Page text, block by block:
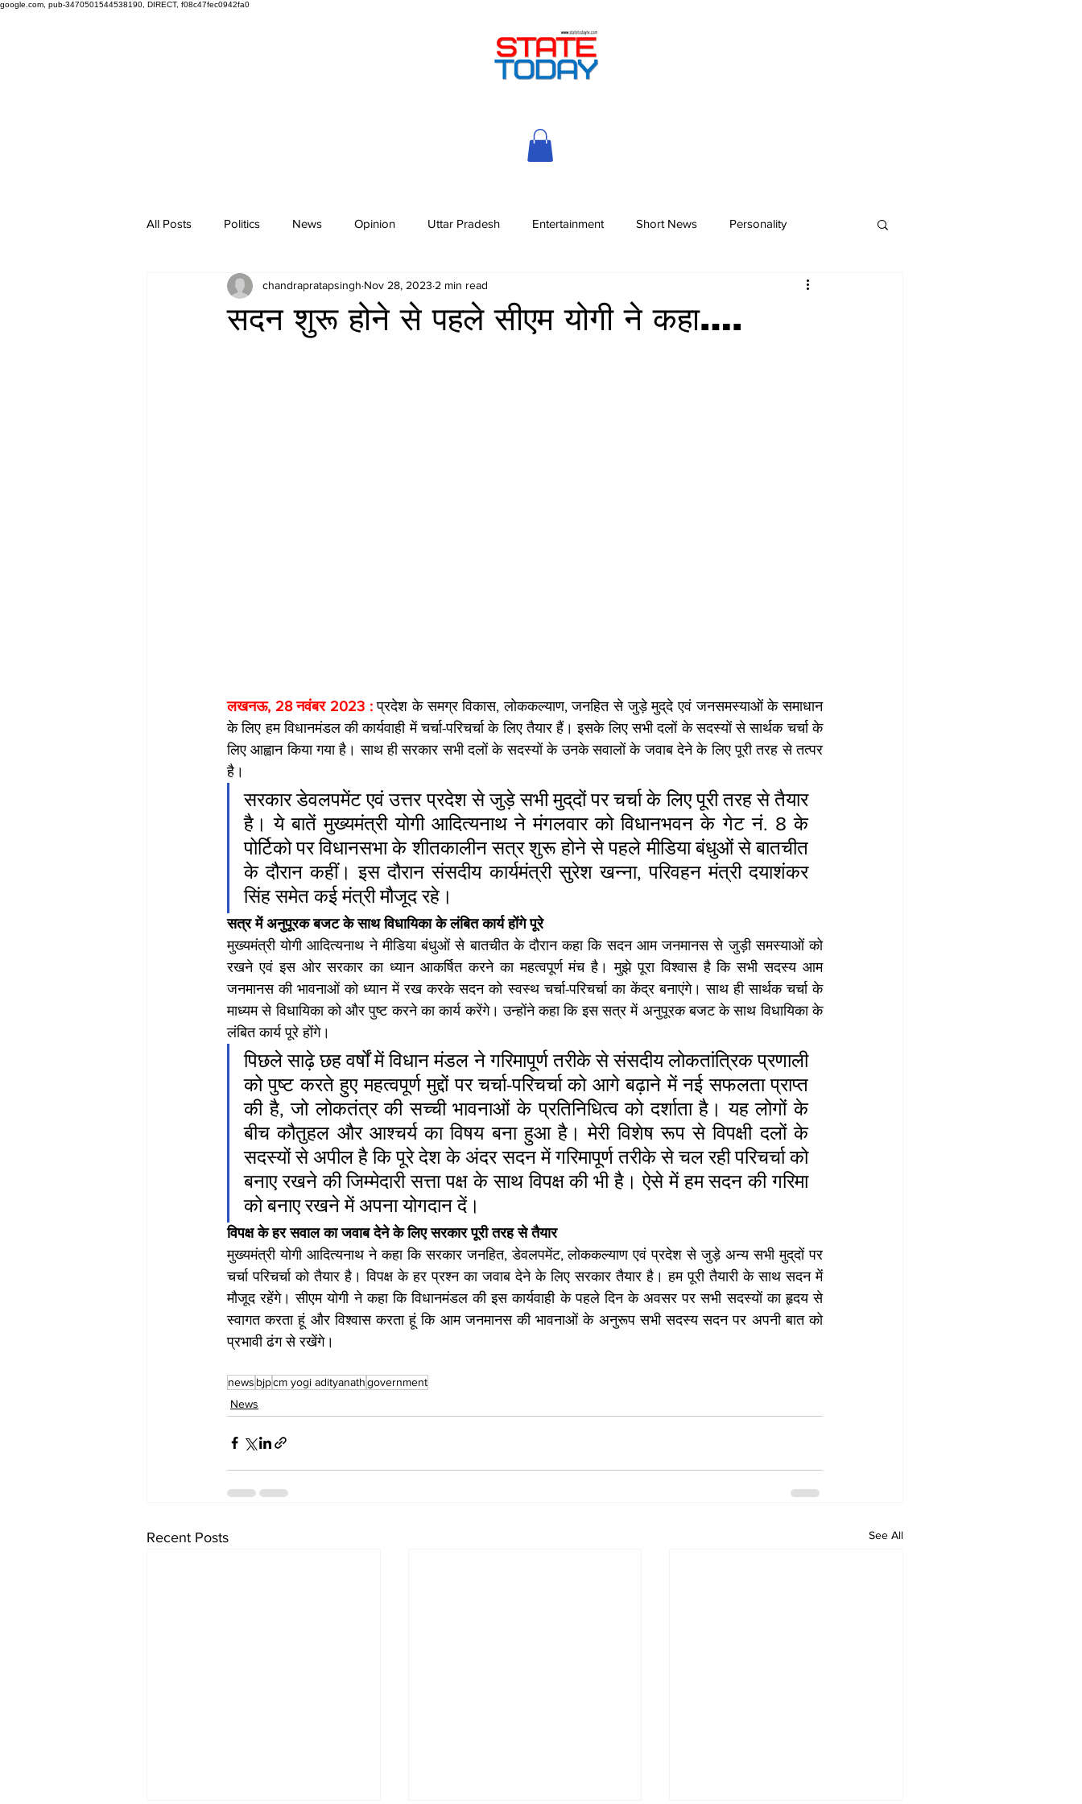
google.com, pub-3470501544538190, DIRECT, f08c47fec0942fa0
All Posts Politics News Opinion Uttar Pradesh Entertainment Short News Personality
सदन शुरू होने से पहले सीएम योगी ने कहा….
chandrapratapsingh Nov 28, 2023 2 min read
लखनऊ, 28 नवंबर 2023 : प्रदेश के समग्र विकास, लोककल्याण, जनहित से जुड़े मुद्​दे एवं जनसमस्याओं के समाधान
के लिए हम विधानमंडल की कार्यवाही में चर्चा-परिचर्चा के लिए तैयार हैं। इसके लिए सभी दलों के सदस्यों से सार्थक चर्चा के
लिए आह्वान किया गया है। साथ ही सरकार सभी दलों के सदस्यों के उनके सवालों के जवाब देने के लिए पूरी तरह से तत्पर
है।
सरकार डेवलपमेंट एवं उत्तर प्रदेश से जुड़े सभी मुद्​दों पर चर्चा के लिए पूरी तरह से तैयार
है। ये बातें मुख्यमंत्री योगी आदित्यनाथ ने मंगलवार को विधानभवन के गेट नं. 8 के
पोर्टिको पर विधानसभा के शीतकालीन सत्र शुरू होने से पहले मीडिया बंधुओं से बातचीत
के दौरान कहीं। इस दौरान संसदीय कार्यमंत्री सुरेश खन्ना, परिवहन मंत्री दयाशंकर
सिंह समेत कई मंत्री मौजूद रहे।
सत्र में अनुपूरक बजट के साथ विधायिका के लंबित कार्य होंगे पूरे
मुख्यमंत्री योगी आदित्यनाथ ने मीडिया बंधुओं से बातचीत के दौरान कहा कि सदन आम जनमानस से जुड़ी समस्याओं को
रखने एवं इस ओर सरकार का ध्यान आकर्षित करने का महत्वपूर्ण मंच है। मुझे पूरा विश्वास है कि सभी सदस्य आम
जनमानस की भावनाओं को ध्यान में रख करके सदन को स्वस्थ चर्चा-परिचर्चा का केंद्र बनाएंगे। साथ ही सार्थक चर्चा के
माध्यम से विधायिका को और पुष्ट करने का कार्य करेंगे। उन्होंने कहा कि इस सत्र में अनुपूरक बजट के साथ विधायिका के
लंबित कार्य पूरे होंगे।
पिछले साढ़े छह वर्षों में विधान मंडल ने गरिमापूर्ण तरीके से संसदीय लोकतांत्रिक प्रणाली
को पुष्ट करते हुए महत्वपूर्ण मुद्दों पर चर्चा-परिचर्चा को आगे बढ़ाने में नई सफलता प्राप्त
की है, जो लोकतंत्र की सच्ची भावनाओं के प्रतिनिधित्व को दर्शाता है। यह लोगों के
बीच कौतुहल और आश्चर्य का विषय बना हुआ है। मेरी विशेष रूप से विपक्षी दलों के
सदस्यों से अपील है कि पूरे देश के अंदर सदन में गरिमापूर्ण तरीके से चल रही परिचर्चा को
बनाए रखने की जिम्मेदारी सत्ता पक्ष के साथ विपक्ष की भी है। ऐसे में हम सदन की गरिमा
को बनाए रखने में अपना योगदान दें।
विपक्ष के हर सवाल का जवाब देने के लिए सरकार पूरी तरह से तैयार
मुख्यमंत्री योगी आदित्यनाथ ने कहा कि सरकार जनहित, डेवलपमेंट, लोककल्याण एवं प्रदेश से जुड़े अन्य सभी मुद्​दों पर
चर्चा परिचर्चा को तैयार है। विपक्ष के हर प्रश्न का जवाब देने के लिए सरकार तैयार है। हम पूरी तैयारी के साथ सदन में
मौजूद रहेंगे। सीएम योगी ने कहा कि विधानमंडल की इस कार्यवाही के पहले दिन के अवसर पर सभी सदस्यों का हृदय से
स्वागत करता हूं और विश्वास करता हूं कि आम जनमानस की भावनाओं के अनुरूप सभी सदस्य सदन पर अपनी बात को
प्रभावी ढंग से रखेंगे।
news bjpcm yogi adityanathgovernment
News
Recent Posts See All